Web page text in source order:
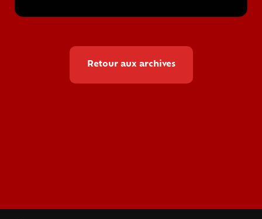
Retour aux archives